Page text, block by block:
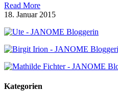
Read More
18. Januar 2015
Kategorien